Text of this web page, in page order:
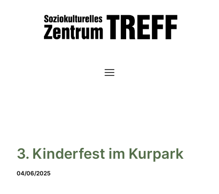
3. Kinderfest im Kurpark
04/06/2025